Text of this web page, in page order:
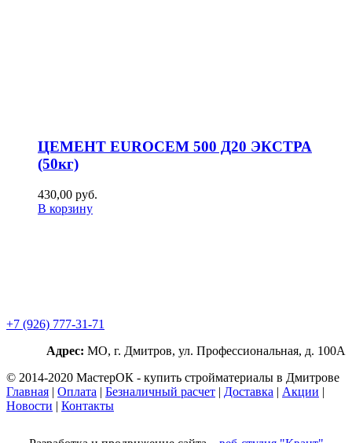
ЦЕМЕНТ EUROCEM 500 Д20 ЭКСТРА
(50кг)
430,00 руб.
В корзину
+7 (926) 777-31-71
Адрес: МО, г. Дмитров, ул. Профессиональная, д. 100А
© 2014-2020 МастерОК - купить стройматериалы в Дмитрове
Главная | Оплата | Безналичный расчет | Доставка | Акции |
Новости | Контакты